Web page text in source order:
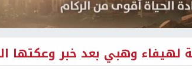
لهيفاء وهبي بعد خبر وعكتها